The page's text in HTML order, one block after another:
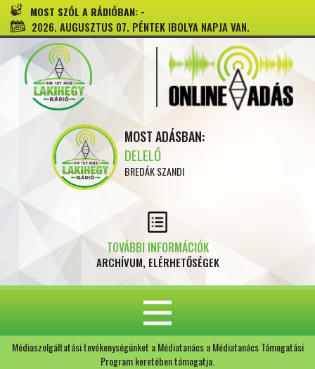
MOST SZÓL A RÁDIÓBAN: -
2026. AUGUSZTUS 07. PÉNTEK IBOLYA NAPJA VAN.
MOST ADÁSBAN:
DELELŐ
BREDÁK SZANDI
TOVÁBBI INFORMÁCIÓK
ARCHÍVUM, ELÉRHETŐSÉGEK
Médiaszolgáltatási tevékenységünket a Médiatanács a Médiatanács Támogatási
Program keretében támogatja.